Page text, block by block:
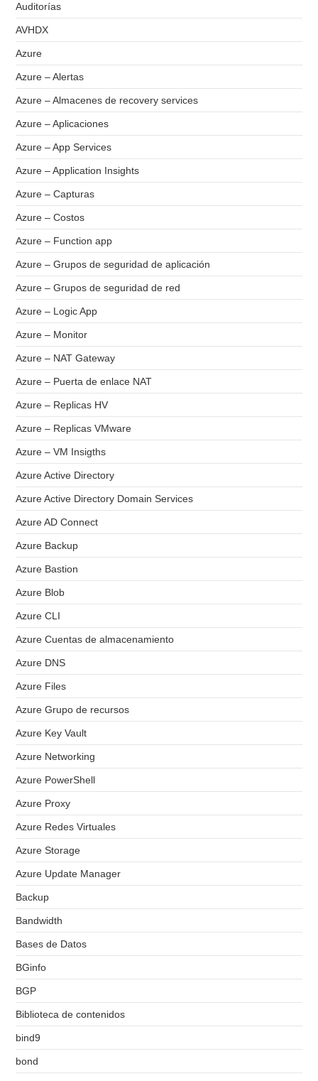
Auditorías
AVHDX
Azure
Azure – Alertas
Azure – Almacenes de recovery services
Azure – Aplicaciones
Azure – App Services
Azure – Application Insights
Azure – Capturas
Azure – Costos
Azure – Function app
Azure – Grupos de seguridad de aplicación
Azure – Grupos de seguridad de red
Azure – Logic App
Azure – Monitor
Azure – NAT Gateway
Azure – Puerta de enlace NAT
Azure – Replicas HV
Azure – Replicas VMware
Azure – VM Insigths
Azure Active Directory
Azure Active Directory Domain Services
Azure AD Connect
Azure Backup
Azure Bastion
Azure Blob
Azure CLI
Azure Cuentas de almacenamiento
Azure DNS
Azure Files
Azure Grupo de recursos
Azure Key Vault
Azure Networking
Azure PowerShell
Azure Proxy
Azure Redes Virtuales
Azure Storage
Azure Update Manager
Backup
Bandwidth
Bases de Datos
BGinfo
BGP
Biblioteca de contenidos
bind9
bond